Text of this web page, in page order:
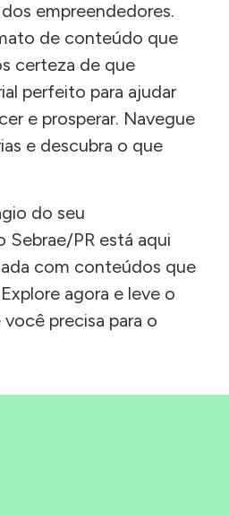
empreendedores.
de conteúdo que
certeza de que
perfeito para ajudar
e prosperar. Navegue
e descubra o que
do seu
Sebrae/PR está aqui
com conteúdos que
agora e leve o
precisa para o